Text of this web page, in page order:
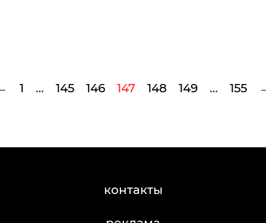
1 … 145 146 147 148 149 … 155
контакты